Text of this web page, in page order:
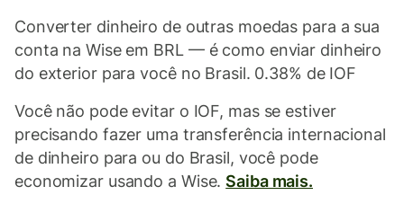
Converter dinheiro de outras moedas para a sua
conta na Wise em BRL — é como enviar dinheiro
do exterior para você no Brasil. 0.38% de IOF
Você não pode evitar o IOF, mas se estiver
precisando fazer uma transferência internacional
de dinheiro para ou do Brasil, você pode
economizar usando a Wise.Saiba mais.